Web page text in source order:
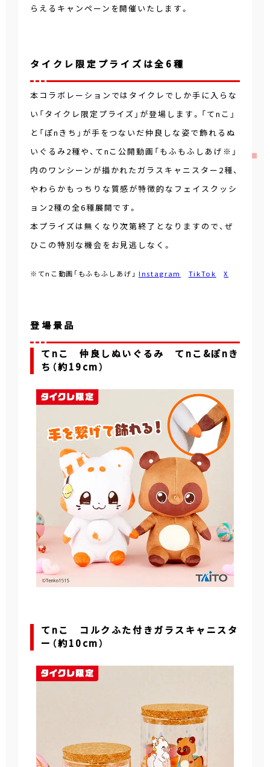
らえるキャンペーンを開催いたします。
タイクレ限定プライズは全6種
本コラボレーションではタイクレでしか手に入らな
い「タイクレ限定プライズ」が登場します。「てnこ」
と「ぽnきち」が手をつないだ仲良しな姿で飾れるぬ
いぐるみ2種や、てnこ公開動画「もふもふしあげ※」
内のワンシーンが描かれたガラスキャニスター2種、
やわらかもっちりな質感が特徴的なフェイスクッシ
ョン2種の全6種展開です。
本プライズは無くなり次第終了となりますので、ぜ
ひこの特別な機会をお見逃しなく。
※てnこ動画「もふもふしあげ」 Instagram TikTok X
登場景品
てnこ 仲良しぬいぐるみ てnこ&ぽnき
ち（約19cm）
てnこ コルクふた付きガラスキャニスタ
ー（約10cm）